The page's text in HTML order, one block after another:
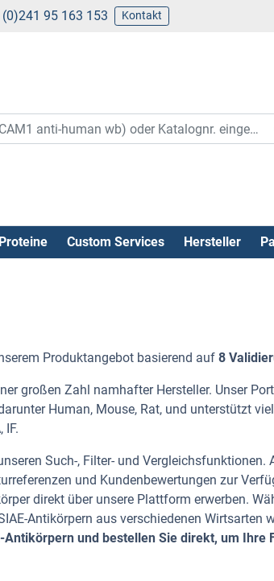
95 163 153 Kontakt
Proteine Custom Services Hersteller
Produktangebot basierend auf 8
großen Zahl namhafter Hersteller. Unser
Human, Mouse, Rat, und unterstützt
IF.
Such-, Filter- und Vergleichsfunktionen.
und Kundenbewertungen zur
direkt über unsere Plattform erwerben.
Antikörpern aus verschiedenen Wirtsarten
und bestellen Sie direkt, um Ihre